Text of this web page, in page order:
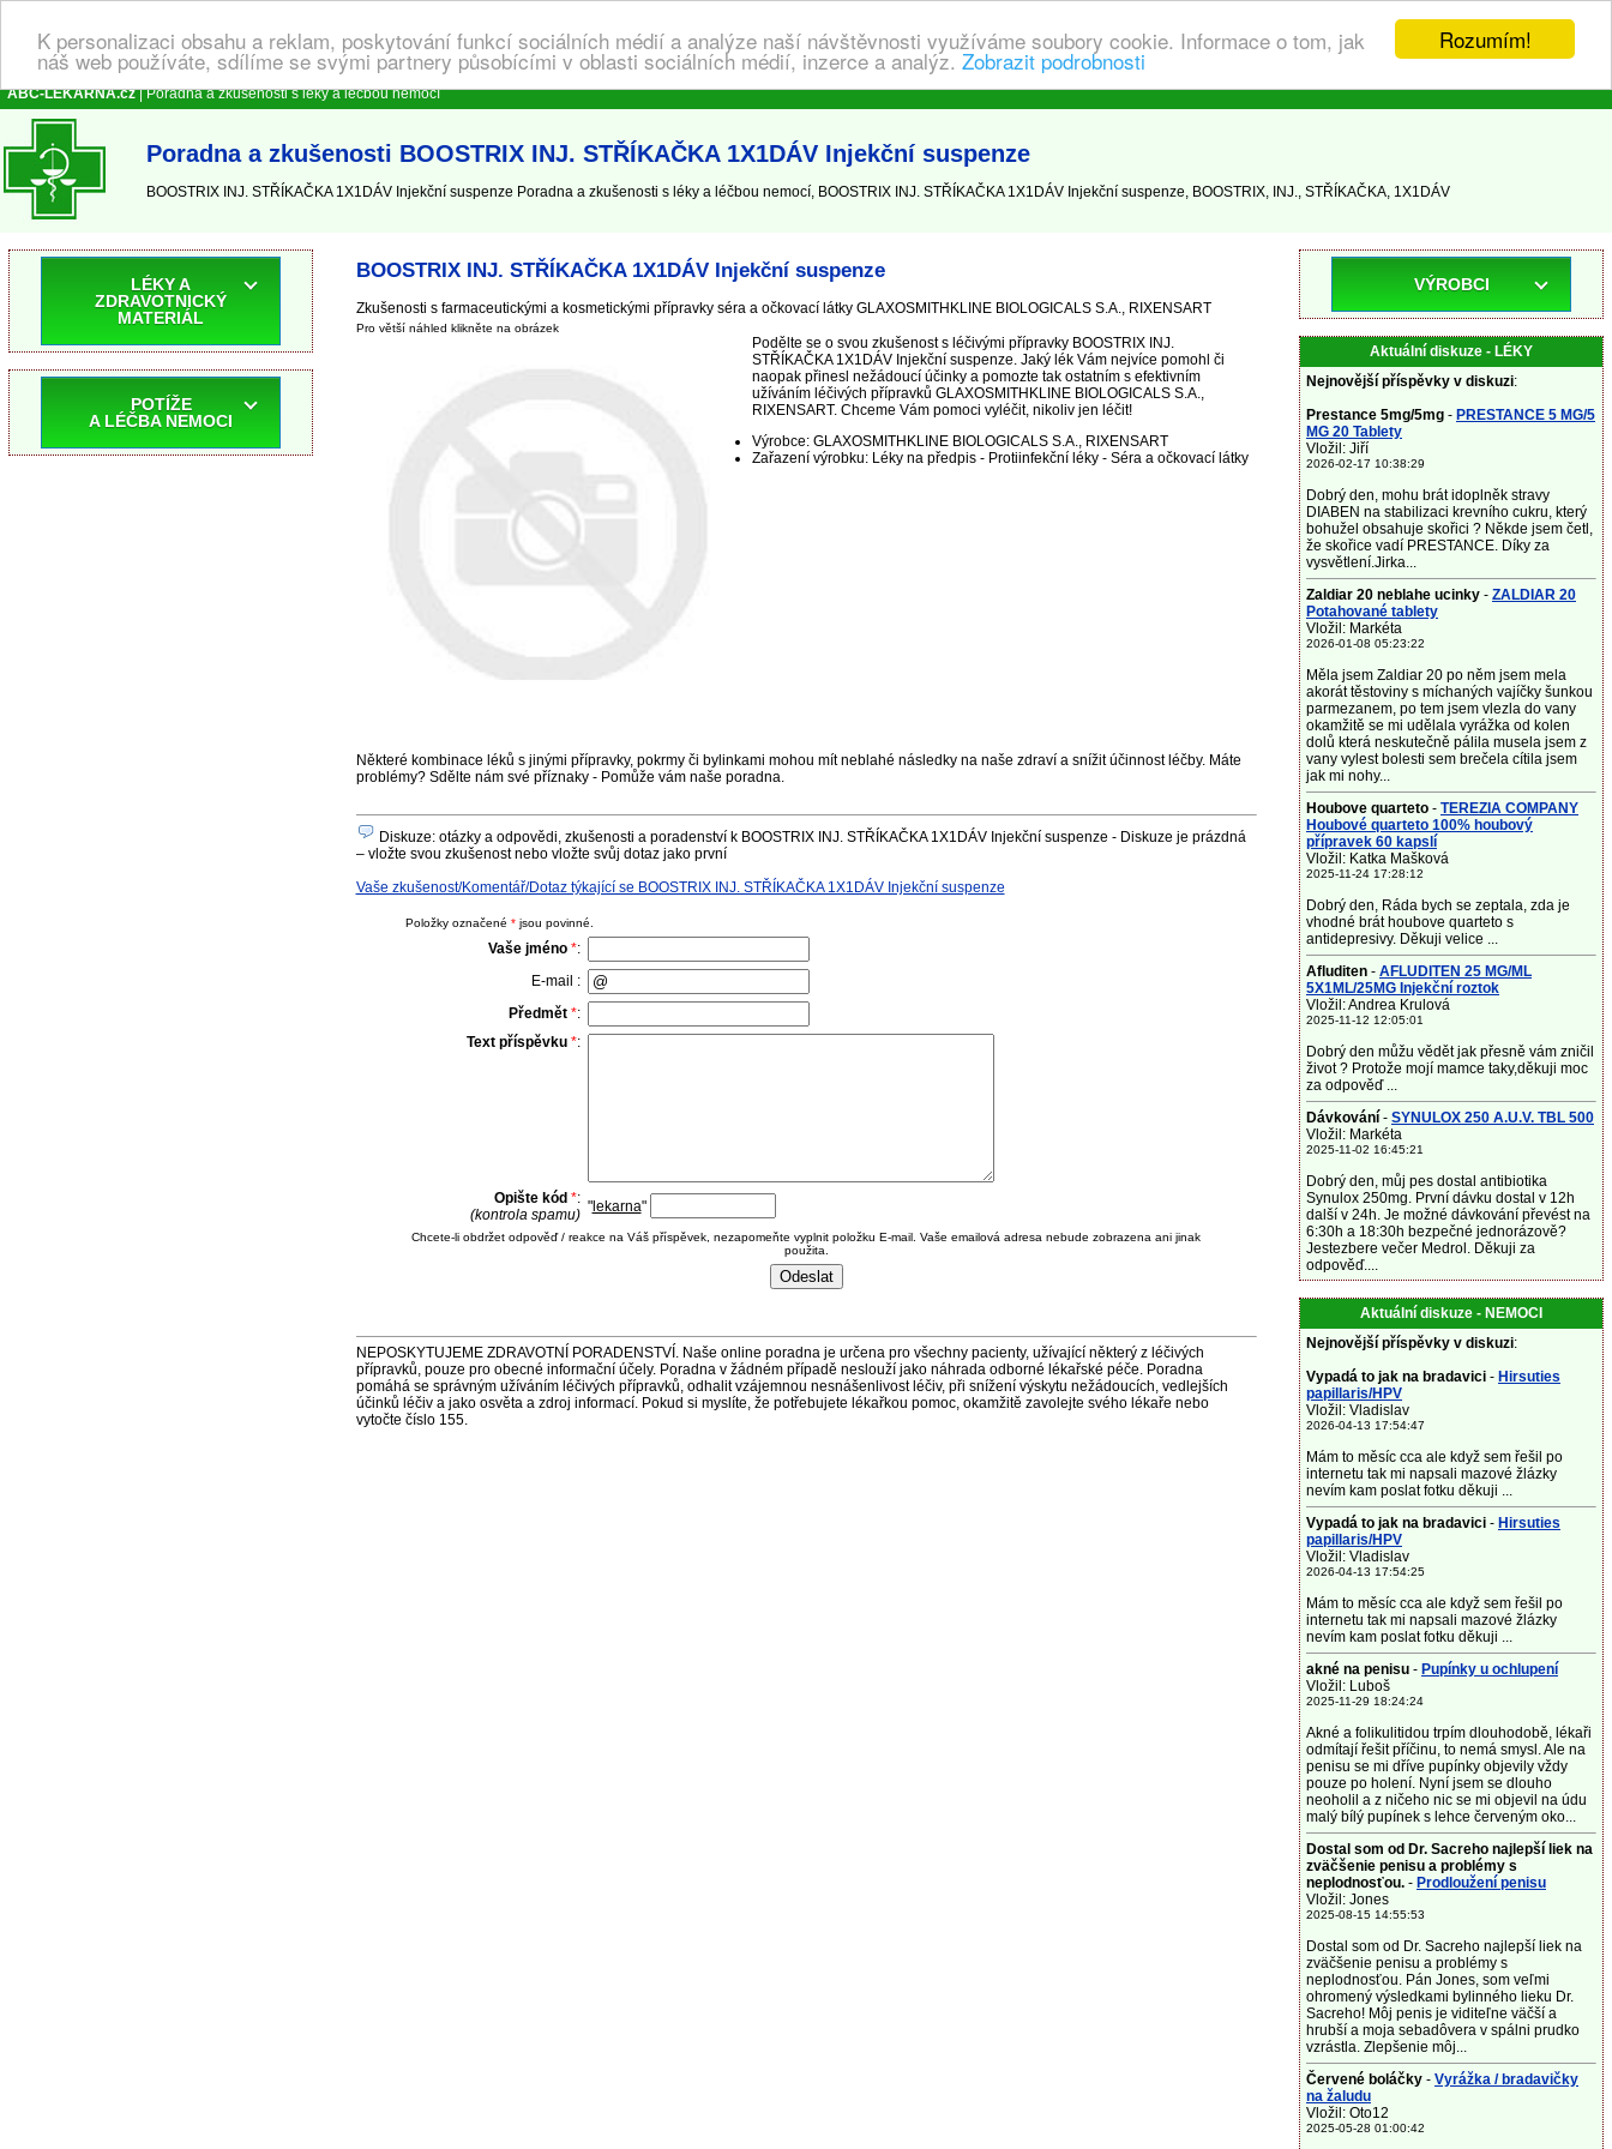
Rozumím!
K personalizaci obsahu a reklam, poskytování funkcí sociálních médií a analýze naší návštěvnosti využíváme soubory cookie. Informace o tom, jak
náš web používáte, sdílíme se svými partnery působícími v oblasti sociálních médií, inzerce a analýz. Zobrazit podrobnosti
ABC-LEKARNA.cz| Poradna a zkušenosti s léky a léčbou nemocí
Poradna a zkušenosti BOOSTRIX INJ. STŘÍKAČKA 1X1DÁV Injekční suspenze
BOOSTRIX INJ. STŘÍKAČKA 1X1DÁV Injekční suspenze Poradna a zkušenosti s léky a léčbou nemocí, BOOSTRIX INJ. STŘÍKAČKA 1X1DÁV Injekční suspenze, BOOSTRIX, INJ., STŘÍKAČKA, 1X1DÁV
BOOSTRIX INJ. STŘÍKAČKA 1X1DÁV Injekční suspenze
Zkušenosti s farmaceutickými a kosmetickými přípravky séra a očkovací látky GLAXOSMITHKLINE BIOLOGICALS S.A., RIXENSART
Pro větší náhled klikněte na obrázek
Podělte se o svou zkušenost s léčivými přípravky BOOSTRIX INJ.
STŘÍKAČKA 1X1DÁV Injekční suspenze. Jaký lék Vám nejvíce pomohl či
naopak přinesl nežádoucí účinky a pomozte tak ostatním s efektivním
užíváním léčivých přípravků GLAXOSMITHKLINE BIOLOGICALS S.A.,
RIXENSART. Chceme Vám pomoci vyléčit, nikoliv jen léčit!
Výrobce: GLAXOSMITHKLINE BIOLOGICALS S.A., RIXENSART
Zařazení výrobku: Léky na předpis - Protiinfekční léky - Séra a očkovací látky
Některé kombinace léků s jinými přípravky, pokrmy či bylinkami mohou mít neblahé následky na naše zdraví a snížit účinnost léčby. Máte
problémy? Sdělte nám své příznaky - Pomůže vám naše poradna.
Diskuze: otázky a odpovědi, zkušenosti a poradenství k BOOSTRIX INJ. STŘÍKAČKA 1X1DÁV Injekční suspenze - Diskuze je prázdná
– vložte svou zkušenost nebo vložte svůj dotaz jako první
Vaše zkušenost/Komentář/Dotaz týkající se BOOSTRIX INJ. STŘÍKAČKA 1X1DÁV Injekční suspenze
Položky označené *jsou povinné.
Vaše jméno *:
E-mail :
Předmět *:
Text příspěvku *:
Opište kód *:
(kontrola spamu) "lekarna"
Chcete-li obdržet odpověď / reakce na Váš příspěvek, nezapomeňte vyplnit položku E-mail. Vaše emailová adresa nebude zobrazena ani jinak
použita.
NEPOSKYTUJEME ZDRAVOTNÍ PORADENSTVÍ. Naše online poradna je určena pro všechny pacienty, užívající některý z léčivých
přípravků, pouze pro obecné informační účely. Poradna v žádném případě neslouží jako náhrada odborné lékařské péče. Poradna
pomáhá se správným užíváním léčivých přípravků, odhalit vzájemnou nesnášenlivost léčiv, při snížení výskytu nežádoucích, vedlejších
účinků léčiv a jako osvěta a zdroj informací. Pokud si myslíte, že potřebujete lékařkou pomoc, okamžitě zavolejte svého lékaře nebo
vytočte číslo 155.
LÉKY A
ZDRAVOTNICKÝ
MATERIÁL
POTÍŽE
A LÉČBA NEMOCI
VÝROBCI
Aktuální diskuze - LÉKY
Nejnovější příspěvky v diskuzi:
Prestance 5mg/5mg - PRESTANCE 5 MG/5
MG 20 Tablety
Vložil: Jiří
2026-02-17 10:38:29
Dobrý den, mohu brát idoplněk stravy
DIABEN na stabilizaci krevního cukru, který
bohužel obsahuje skořici ? Někde jsem četl,
že skořice vadí PRESTANCE. Díky za
vysvětlení.Jirka...
Zaldiar 20 neblahe ucinky - ZALDIAR 20
Potahované tablety
Vložil: Markéta
2026-01-08 05:23:22
Měla jsem Zaldiar 20 po něm jsem mela
akorát těstoviny s míchaných vajíčky šunkou
parmezanem, po tem jsem vlezla do vany
okamžitě se mi udělala vyrážka od kolen
dolů která neskutečně pálila musela jsem z
vany vylest bolesti sem brečela cítila jsem
jak mi nohy...
Houbove quarteto - TEREZIA COMPANY
Houbové quarteto 100% houbový
přípravek 60 kapslí
Vložil: Katka Mašková
2025-11-24 17:28:12
Dobrý den, Ráda bych se zeptala, zda je
vhodné brát houbove quarteto s
antidepresivy. Děkuji velice ...
Afluditen - AFLUDITEN 25 MG/ML
5X1ML/25MG Injekční roztok
Vložil: Andrea Krulová
2025-11-12 12:05:01
Dobrý den můžu vědět jak přesně vám zničil
život ? Protože mojí mamce taky,děkuji moc
za odpověď ...
Dávkování - SYNULOX 250 A.U.V. TBL 500
Vložil: Markéta
2025-11-02 16:45:21
Dobrý den, můj pes dostal antibiotika
Synulox 250mg. První dávku dostal v 12h
další v 24h. Je možné dávkování převést na
6:30h a 18:30h bezpečné jednorázově?
Jestezbere večer Medrol. Děkuji za
odpověď....
Aktuální diskuze - NEMOCI
Nejnovější příspěvky v diskuzi:
Vypadá to jak na bradavici - Hirsuties
papillaris/HPV
Vložil: Vladislav
2026-04-13 17:54:47
Mám to měsíc cca ale když sem řešil po
internetu tak mi napsali mazové žlázky
nevím kam poslat fotku děkuji ...
Vypadá to jak na bradavici - Hirsuties
papillaris/HPV
Vložil: Vladislav
2026-04-13 17:54:25
Mám to měsíc cca ale když sem řešil po
internetu tak mi napsali mazové žlázky
nevím kam poslat fotku děkuji ...
akné na penisu - Pupínky u ochlupení
Vložil: Luboš
2025-11-29 18:24:24
Akné a folikulitidou trpím dlouhodobě, lékaři
odmítají řešit příčinu, to nemá smysl. Ale na
penisu se mi dříve pupínky objevily vždy
pouze po holení. Nyní jsem se dlouho
neoholil a z ničeho nic se mi objevil na údu
malý bílý pupínek s lehce červeným oko...
Dostal som od Dr. Sacreho najlepší liek na
zväčšenie penisu a problémy s
neplodnosťou. - Prodloužení penisu
Vložil: Jones
2025-08-15 14:55:53
Dostal som od Dr. Sacreho najlepší liek na
zväčšenie penisu a problémy s
neplodnosťou. Pán Jones, som veľmi
ohromený výsledkami bylinného lieku Dr.
Sacreho! Môj penis je viditeľne väčší a
hrubší a moja sebadôvera v spálni prudko
vzrástla. Zlepšenie môj...
Červené boláčky - Vyrážka / bradavičky
na žaludu
Vložil: Oto12
2025-05-28 01:00:42